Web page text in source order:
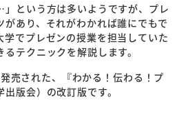
」という方は多いようですが、プレ
あり、それがわかれば誰にでもで
学でプレゼンの授業を担当していた
テクニックを解説します。
売された、『わかる！伝わる！プ
版会）の改訂版です。